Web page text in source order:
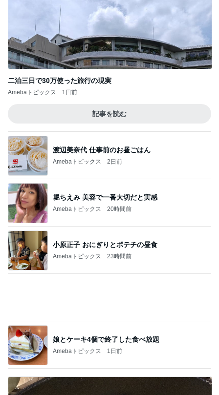
二泊三日で30万使った旅行の現実
Amebaトピックス 1日前
記事を読む
渡辺美奈代 仕事前のお昼ごはん
Amebaトピックス 2日前
堀ちえみ 美容で一番大切だと実感
Amebaトピックス 20時間前
小原正子 おにぎりとポテチの昼食
Amebaトピックス 23時間前
娘とケーキ4個で終了した食べ放題
Amebaトピックス 1日前